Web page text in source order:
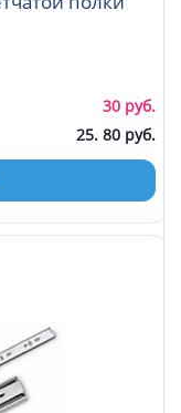
30 руб.
25. 80 руб.